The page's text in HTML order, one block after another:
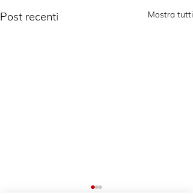
Post recenti Mostra tutti